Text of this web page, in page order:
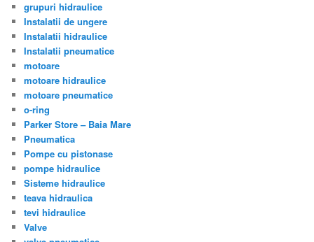
grupuri hidraulice
Instalatii de ungere
Instalatii hidraulice
Instalatii pneumatice
motoare
motoare hidraulice
motoare pneumatice
o-ring
Parker Store – Baia Mare
Pneumatica
Pompe cu pistonase
pompe hidraulice
Sisteme hidraulice
teava hidraulica
tevi hidraulice
Valve